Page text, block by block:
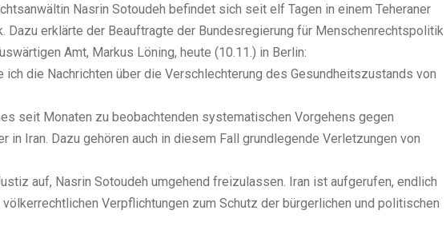
Nasrin Sotoudeh befindet sich seit elf Tagen in einem Teheraner
Dazu erklärte der Beauftragte der Bundesregierung für Menschenrechtspolitik
Amt, Markus Löning, heute (10.11.) in Berlin:
ich die Nachrichten über die Verschlechterung des Gesundheitszustands von
seit Monaten zu beobachtenden systematischen Vorgehens gegen
in Iran. Dazu gehören auch in diesem Fall grundlegende Verletzungen von
auf, Nasrin Sotoudeh umgehend freizulassen. Iran ist aufgerufen, endlich
Verpflichtungen zum Schutz der bürgerlichen und politischen